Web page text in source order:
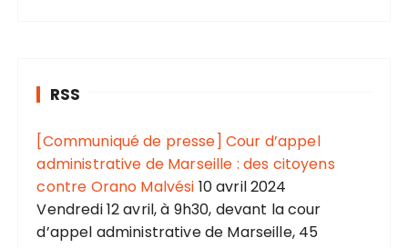
RSS
[Communiqué de presse] Cour d’appel
administrative de Marseille : des citoyens
contre Orano Malvési 10 avril 2024
Vendredi 12 avril, à 9h30, devant la cour
d’appel administrative de Marseille, 45